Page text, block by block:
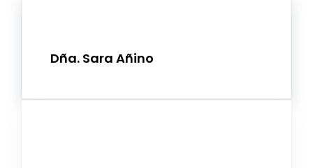
Dña. Sara Añino